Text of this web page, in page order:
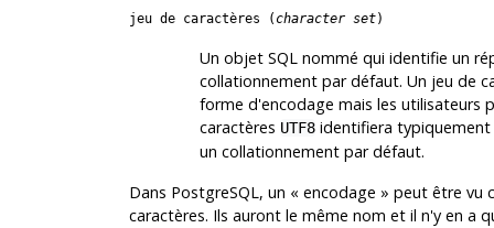
jeu de caractères ( character set)
Un objet SQL nommé qui identifie un
collationnement par défaut. Un jeu de
forme d'encodage mais les utilisateurs
caractères UTF8identifiera
un collationnement par défaut.
Dans PostgreSQL, un « encodage » peut être vu
caractères. Ils auront le même nom et il n'y en a